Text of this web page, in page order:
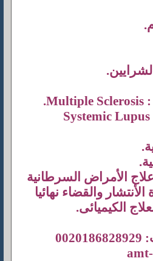
Multiple Sclerosis
.
Systemic Lupus
الأمراض السرطانية
والقضاء نهائيا
الكيميائى.